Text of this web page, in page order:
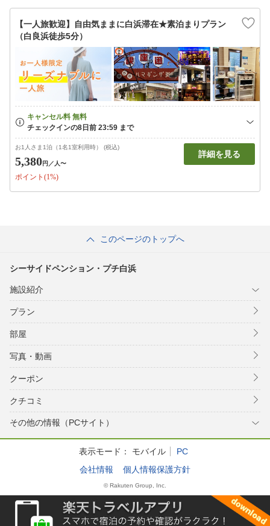
【一人旅歓迎】自由気ままに白浜滞在★素泊まりプラン
（白良浜徒歩5分）
お1人さま1泊（1名1室利用時） (税込)
5,380円 ／人〜
ポイント(1%)
詳細を見る
このページのトップへ
シーサイドペンション・プチ白浜
施設紹介
プラン
部屋
写真・動画
クーポン
クチコミ
その他の情報（PCサイト）
表示モード： モバイル
PC
会社情報
個人情報保護方針
© Rakuten Group, Inc.